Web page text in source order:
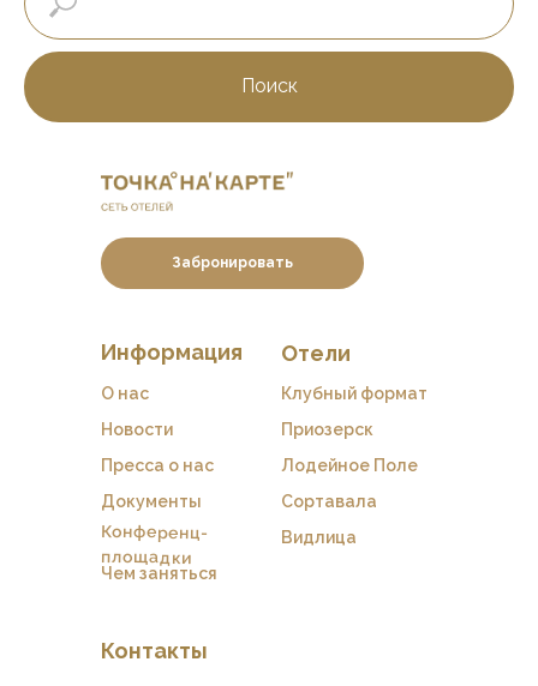
Поиск
Забронировать
Контакты
Отели
Информация
Чем заняться
Конференц-
площадки
Документы
Пресса о нас
Новости
Клубный формат
Видлица
Сортавала
Лодейное Поле
Приозерск
О нас